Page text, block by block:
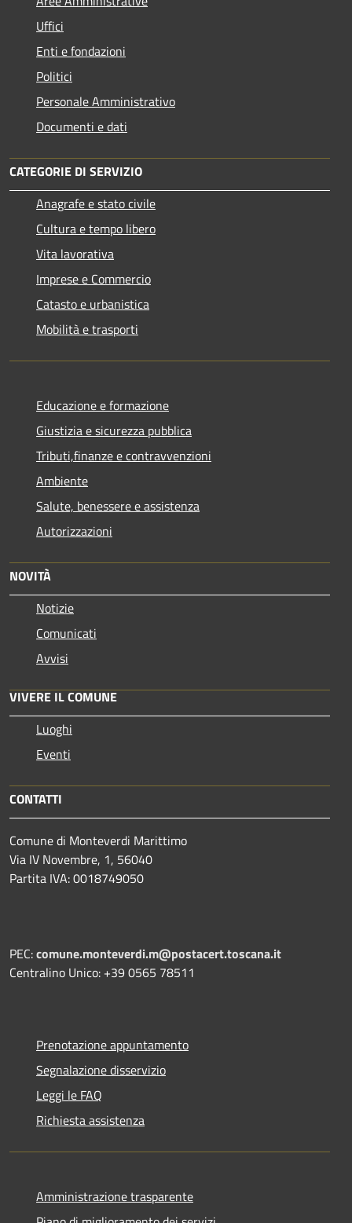
Uffici
Enti e fondazioni
Politici
Personale Amministrativo
Documenti e dati
CATEGORIE DI SERVIZIO
Anagrafe e stato civile
Cultura e tempo libero
Vita lavorativa
Imprese e Commercio
Catasto e urbanistica
Mobilità e trasporti
Educazione e formazione
Giustizia e sicurezza pubblica
Tributi,finanze e contravvenzioni
Ambiente
Salute, benessere e assistenza
Autorizzazioni
NOVITÀ
Notizie
Comunicati
Avvisi
VIVERE IL COMUNE
Luoghi
Eventi
CONTATTI
Comune di Monteverdi Marittimo
Via IV Novembre, 1, 56040
Partita IVA: 0018749050
PEC:comune.monteverdi.m@postacert.toscana.it
Centralino Unico: +39 0565 78511
Prenotazione appuntamento
Segnalazione disservizio
Leggi le FAQ
Richiesta assistenza
Amministrazione trasparente